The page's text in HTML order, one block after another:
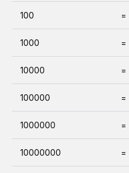
100 =
1000 =
10000 =
100000 =
1000000 =
10000000 =